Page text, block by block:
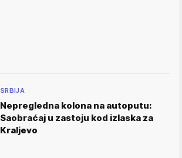
SRBIJA
Nepregledna kolona na autoputu:
Saobraćaj u zastoju kod izlaska za
Kraljevo